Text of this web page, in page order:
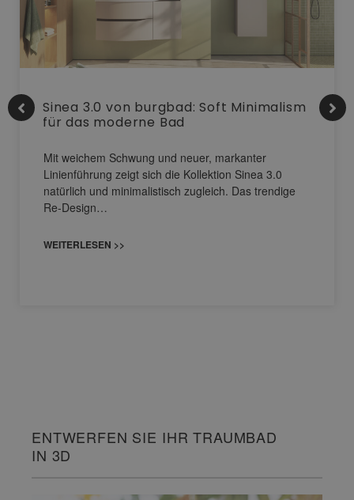
Sinea 3.0 von burgbad: Soft Minimalism
für das moderne Bad
Mit weichem Schwung und neuer, markanter
Linienführung zeigt sich die Kollektion Sinea 3.0
natürlich und minimalistisch zugleich. Das trendige
Re-Design…
WEITERLESEN >>
ENTWERFEN SIE IHR TRAUMBAD
IN 3D